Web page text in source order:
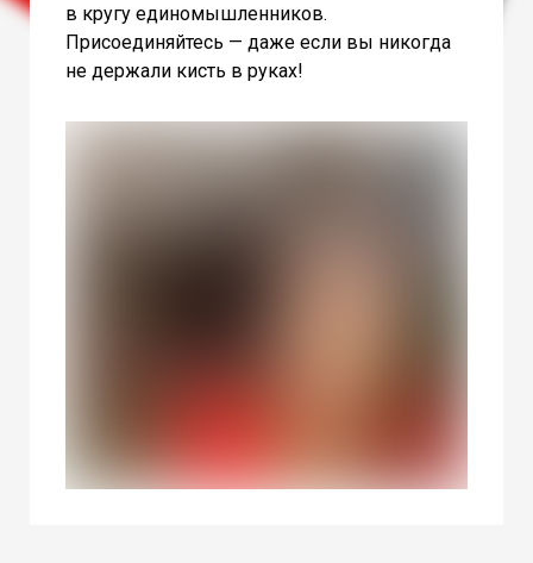
в кругу единомышленников.
Присоединяйтесь — даже если вы никогда
не держали кисть в руках!